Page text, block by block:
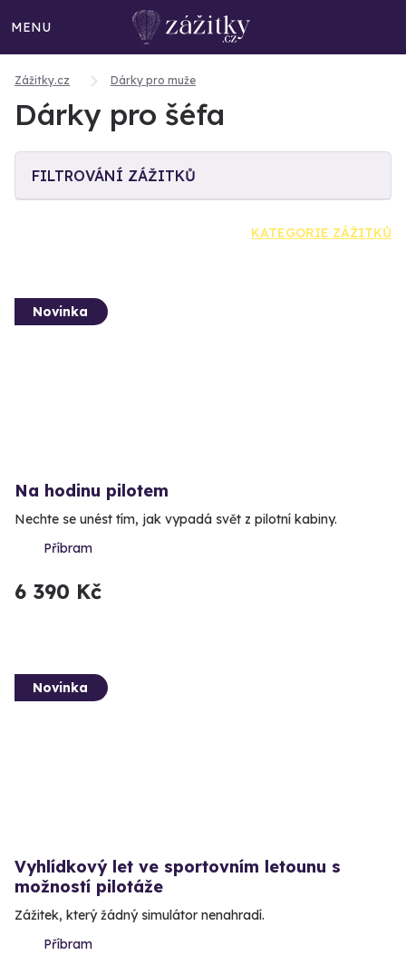
MENU
Zážitky.cz Dárky pro muže
Dárky pro šéfa
FILTROVÁNÍ ZÁŽITKŮ
KATEGORIE ZÁŽITKŮ
Novinka
Na hodinu pilotem
Nechte se unést tím, jak vypadá svět z pilotní kabiny.
Příbram
6 390 Kč
Novinka
Vyhlídkový let ve sportovním letounu s
možností pilotáže
Zážitek, který žádný simulátor nenahradí.
Příbram